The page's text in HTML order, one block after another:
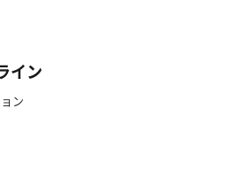
イン
ン